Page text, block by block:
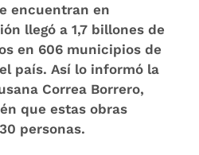
encuentran en
llegó a 1,7 billones de
en 606 municipios de
país. Así lo informó la
Correa Borrero,
que estas obras
personas.